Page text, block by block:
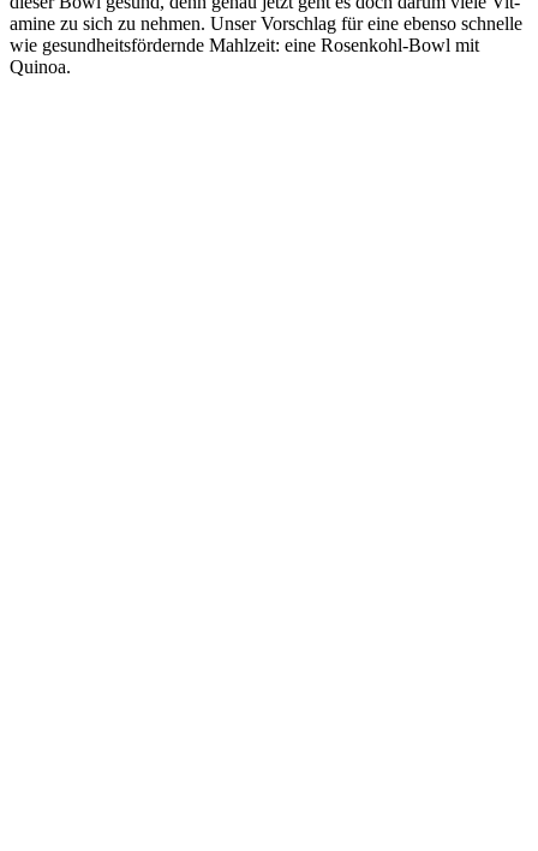
ami­ne zu sich zu neh­men. Unser Vor­schlag für eine eben­so schnel­le
wie gesund­heits­för­dern­de Mahl­zeit: eine Rosen­kohl-Bowl mit
Quinoa.